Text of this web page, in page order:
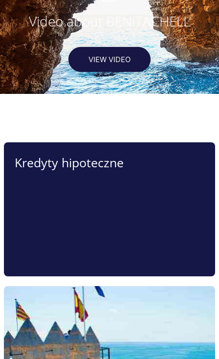
Video about BENITACHELL
VIEW VIDEO
Kredyty hipoteczne